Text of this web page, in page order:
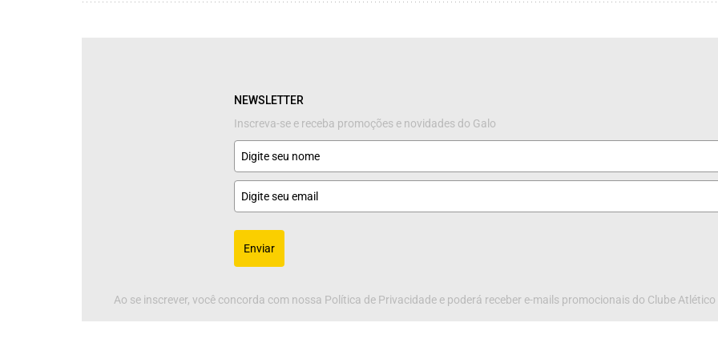
NEWSLETTER
Inscreva-se e receba promoções e novidades do Galo
Enviar
Ao se inscrever, você concorda com nossa Política de Privacidade e poderá receber e-mails promocionais do Clube Atlético